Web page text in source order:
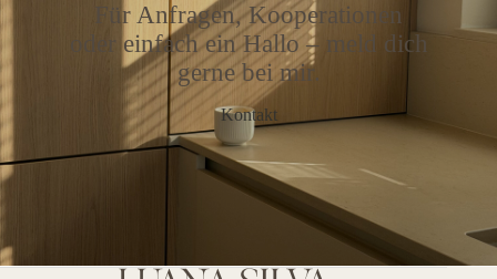
Für Anfragen, Kooperationen
oder einfach ein Hallo – meld dich
gerne bei mir.
Kontakt